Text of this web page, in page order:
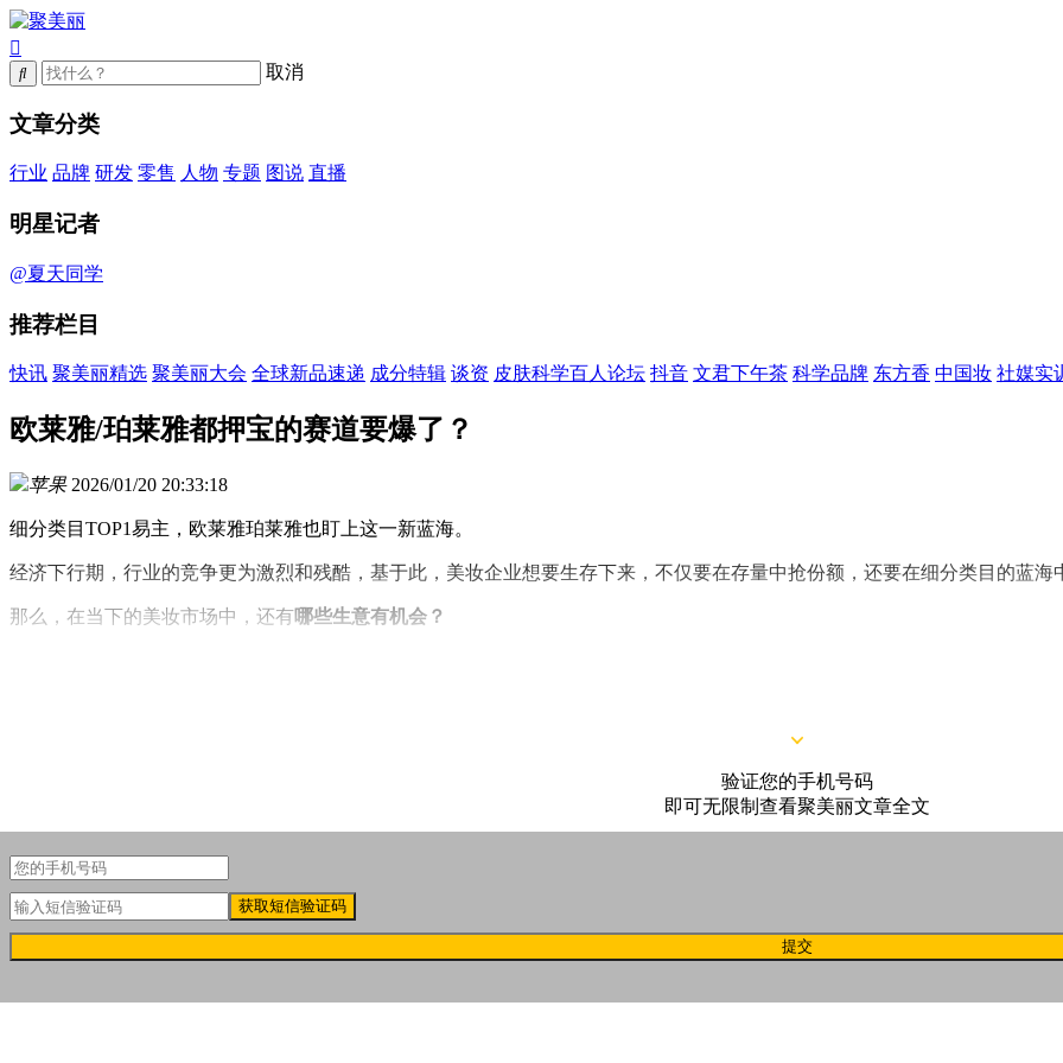
取消
文章分类
行业 品牌 研发 零售 人物 专题 图说 直播
明星记者
@夏天同学
推荐栏目
快讯 聚美丽精选 聚美丽大会 全球新品速递 成分特辑 谈资 皮肤科学百人论坛 抖音 文君下午茶 科学品牌 东方香 中国妆 社媒实
欧莱雅/珀莱雅都押宝的赛道要爆了？
苹果 2026/01/20 20:33:18
细分类目TOP1易主，欧莱雅珀莱雅也盯上这一新蓝海。
经济下行期，行业的竞争更为激烈和残酷，基于此，美妆企业想要生存下来，不仅要在存量中抢份额，还要在细分类目的蓝海
那么，在当下的美妆市场中，还有哪些生意有机会？
验证您的手机号码
即可无限制查看聚美丽文章全文
获取短信验证码
提交